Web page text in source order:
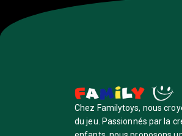
Chez Familytoys, nous
du jeu. Passionnés par la